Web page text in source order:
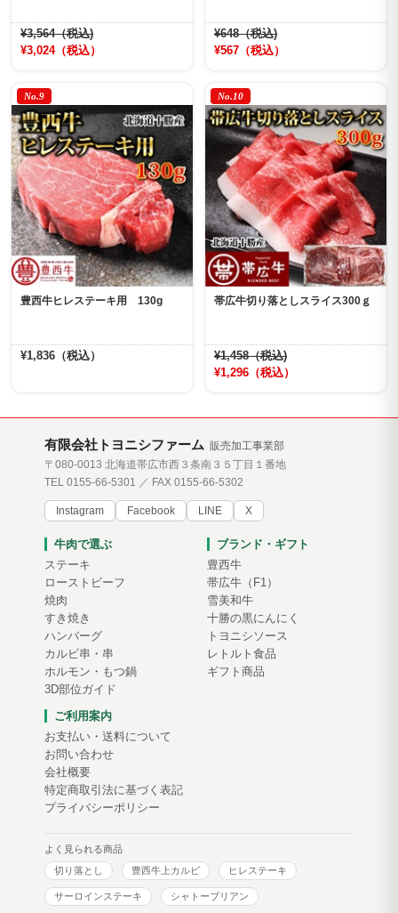
¥3,564（税込)
¥3,024（税込）
¥648（税込)
¥567（税込）
No.9
豊西牛ヒレステーキ用 130g
¥1,836（税込）
No.10
帯広牛切り落としスライス300ｇ
¥1,458（税込)
¥1,296（税込）
有限会社トヨニシファーム 販売加工事業部
〒080-0013 北海道帯広市西３条南３５丁目１番地
TEL 0155-66-5301 ／ FAX 0155-66-5302
Instagram Facebook LINE X
牛肉で選ぶ
ステーキ
ローストビーフ
焼肉
すき焼き
ハンバーグ
カルビ串・串
ホルモン・もつ鍋
3D部位ガイド
ブランド・ギフト
豊西牛
帯広牛（F1）
雪美和牛
十勝の黒にんにく
トヨニシソース
レトルト食品
ギフト商品
ご利用案内
お支払い・送料について
お問い合わせ
会社概要
特定商取引法に基づく表記
プライバシーポリシー
よく見られる商品
切り落とし
豊西牛上カルビ ヒレステーキ
サーロインステーキ シャトーブリアン